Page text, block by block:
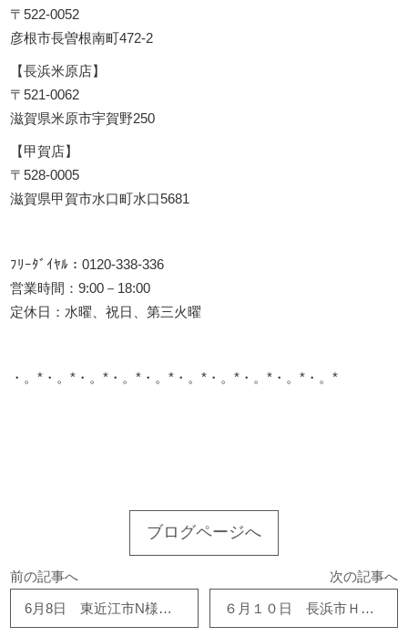
〒522-0052
彦根市長曽根南町472-2
【長浜米原店】
〒521-0062
滋賀県米原市宇賀野250
【甲賀店】
〒528-0005
滋賀県甲賀市水口町水口5681
ﾌﾘｰﾀﾞｲﾔﾙ：0120-338-336
営業時間：9:00－18:00
定休日：水曜、祝日、第三火曜
・。*・。*・。*・。*・。*・。*・。*・。*・。*・。*
ブログページへ
前の記事へ
6月8日 東近江市N様邸で外部便所工事が進んでます！！
次の記事へ
６月１０日 長浜市Ｈ様邸 浴室改修工事完成しました。